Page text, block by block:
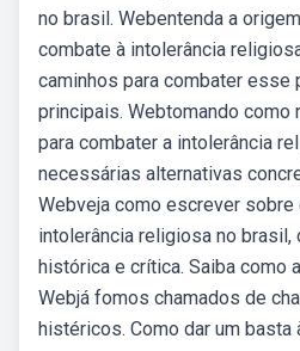
no brasil. Webentenda a
combate à intolerância
caminhos para combater esse
principais. Webtomando como
para combater a intolerância
necessárias alternativas
Webveja como escrever
intolerância religiosa no
histórica e crítica. Saiba como
Webjá fomos chamados de
histéricos. Como dar um basta